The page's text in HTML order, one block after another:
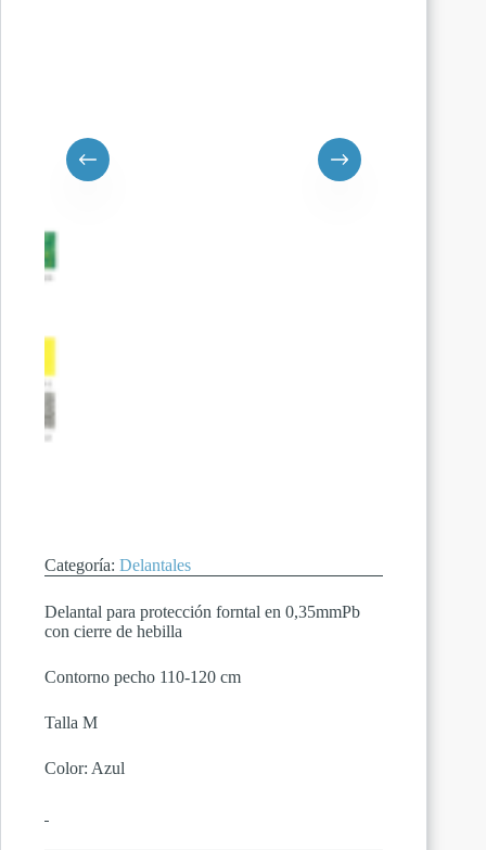
Categoría: Delantales
Delantal para protección forntal en 0,35mmPb
con cierre de hebilla
Contorno pecho 110-120 cm
Talla M
Color: Azul